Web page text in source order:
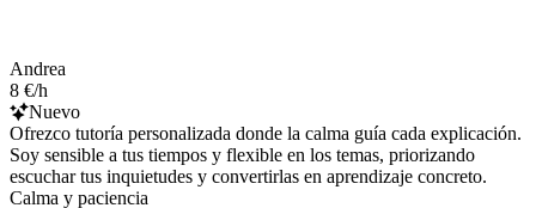
Andrea
8 €/h
Nuevo
Ofrezco tutoría personalizada donde la calma guía cada explicación.
Soy sensible a tus tiempos y flexible en los temas, priorizando
escuchar tus inquietudes y convertirlas en aprendizaje concreto.
Calma y paciencia